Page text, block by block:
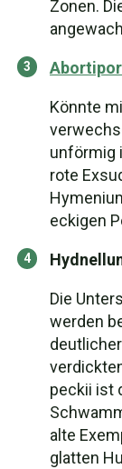
Zonen.
Könnte
unförmig
rote
eckigen
Die
werden
peckii ist
alte
glatten